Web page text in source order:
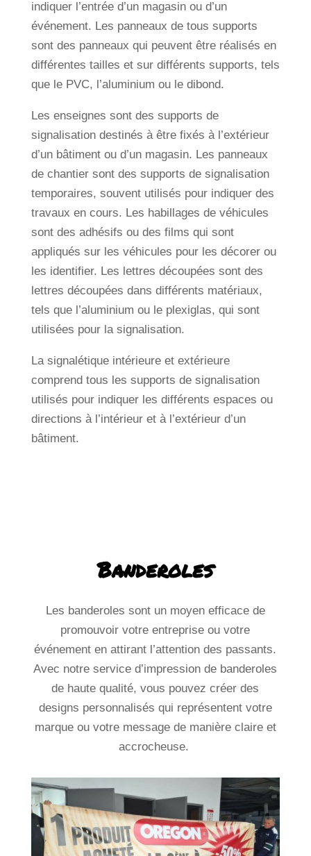
indiquer l’entrée d’un magasin ou d’un
événement. Les panneaux de tous supports
sont des panneaux qui peuvent être réalisés en
différentes tailles et sur différents supports, tels
que le PVC, l’aluminium ou le dibond.
Les enseignes sont des supports de
signalisation destinés à être fixés à l’extérieur
d’un bâtiment ou d’un magasin. Les panneaux
de chantier sont des supports de signalisation
temporaires, souvent utilisés pour indiquer des
travaux en cours. Les habillages de véhicules
sont des adhésifs ou des films qui sont
appliqués sur les véhicules pour les décorer ou
les identifier. Les lettres découpées sont des
lettres découpées dans différents matériaux,
tels que l’aluminium ou le plexiglas, qui sont
utilisées pour la signalisation.
La signalétique intérieure et extérieure
comprend tous les supports de signalisation
utilisés pour indiquer les différents espaces ou
directions à l’intérieur et à l’extérieur d’un
bâtiment.
Les banderoles sont un moyen efficace de
promouvoir votre entreprise ou votre
événement en attirant l’attention des passants.
Avec notre service d’impression de banderoles
de haute qualité, vous pouvez créer des
designs personnalisés qui représentent votre
marque ou votre message de manière claire et
accrocheuse.